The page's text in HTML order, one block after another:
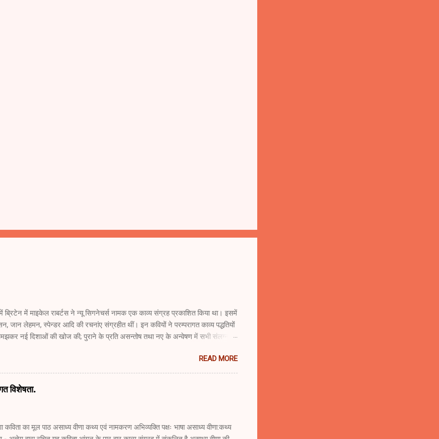
में माइकेल राबर्टस ने न्यू सिगनेचर्स नामक एक काव्य संग्रह प्रकाशित किया था। इसमें
जान लेहमन, स्पेन्डर आदि की रचनांए संग्रहीत थीं। इन कवियों ने परम्परागत काव्य पद्धतियों
नई दिशाओं की खोज की; पुराने के प्रति असन्तोष तथा नए के अन्वेषण में सभी संलग्न
द्वारा प्रकाशित ‘प्रतीक’ पत्र इस काव्यान्दोलन को पुष्ट करता है। https://youtu.be/u-
प्रयोगवाद शब्द का प्रयोग सर्वप्रथम आचार्य नन्द दुलारे बाजपेयी ने अपने निबन्ध
रचनाएं में किया। इस निबन्ध में मुख्यतः तार सप्तक की समीक्षा की गई है, जिसमें उन्होने लिखा है
समय से हिन्दी काव्य क्षेत्र में कुछ रचनाएं हो रही है, जिन्हें किसी सुलभ शब्द के अभाव में
READ MORE
विशेषता.
कविता का मूल पाठ असाध्य वीणा कथ्य एवं नामकरण अभिव्यक्ति पक्षः भाषा असाध्य वीणा:कथ्य